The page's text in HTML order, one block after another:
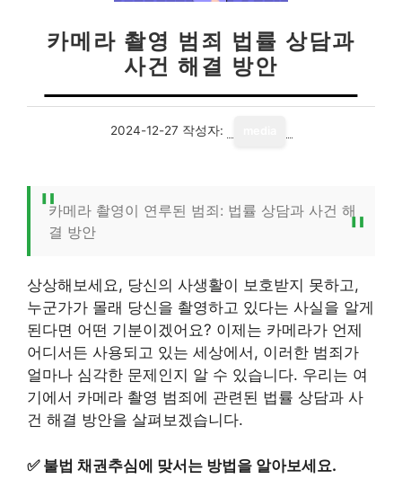
카메라 촬영 범죄 법률 상담과
사건 해결 방안
2024-12-27 작성자:
카메라 촬영이 연루된 범죄: 법률 상담과 사건 해
결 방안
상상해보세요, 당신의 사생활이 보호받지 못하고,
누군가가 몰래 당신을 촬영하고 있다는 사실을 알게
된다면 어떤 기분이겠어요? 이제는 카메라가 언제
어디서든 사용되고 있는 세상에서, 이러한 범죄가
얼마나 심각한 문제인지 알 수 있습니다. 우리는 여
기에서 카메라 촬영 범죄에 관련된 법률 상담과 사
건 해결 방안을 살펴보겠습니다.
✅ 불법 채권추심에 맞서는 방법을 알아보세요.